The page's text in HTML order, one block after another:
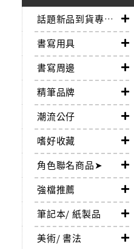
話題新品到貨專區➤
書寫用具
書寫周邊
精筆品牌
潮流公仔
嗜好收藏
角色聯名商品➤
強檔推薦
筆記本/ 紙製品
美術/ 書法